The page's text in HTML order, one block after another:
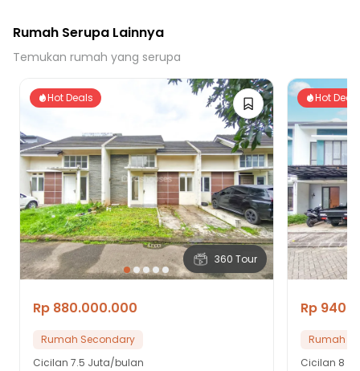
Rumah Serupa Lainnya
Temukan rumah yang serupa
360 Tour
Hot Deals
Rp 880.000.000
Rumah Secondary
Cicilan 7.5 Juta/bulan
Hot Deals
Rp
Rumah
Cicilan 8